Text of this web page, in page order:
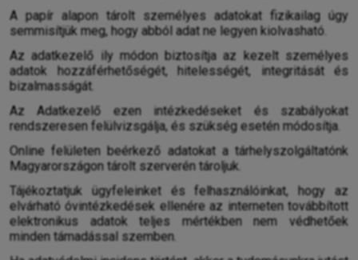
A papír alapon tárolt személyes adatokat fizikailag úgy
semmisítjük meg, hogy abból adat ne legyen kiolvasható.
Az adatkezelő ily módon biztosítja az kezelt személyes
adatok hozzáférhetőségét, hitelességét, integritását és
bizalmasságát.
Az Adatkezelő ezen intézkedéseket és szabályokat
rendszeresen felülvizsgálja, és szükség esetén módosítja.
Online felületen beérkező adatokat a tárhelyszolgáltatónk
Magyarországon tárolt szerverén tároljuk.
Tájékoztatjuk ügyfeleinket és felhasználóinkat, hogy az
elvárható óvintézkedések ellenére az interneten továbbított
elektronikus adatok teljes mértékben nem védhetőek
minden támadással szemben.